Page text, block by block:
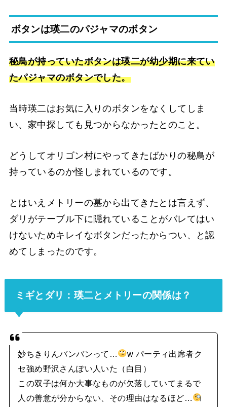
ボタンは瑛二のパジャマのボタン
秘鳥が持っていたボタンは瑛二が幼少期に来てい
たパジャマのボタンでした。
当時瑛二はお気に入りのボタンをなくしてしま
い、家中探しても見つからなかったとのこと。
どうしてオリゴン村にやってきたばかりの秘鳥が
持っているのか怪しまれているのです。
とはいえメトリーの墓から出てきたとは言えず、
ダリがテーブル下に隠れていることがバレてはい
けないためキレイなボタンだったからつい、と認
めてしまったのです。
ミギとダリ：瑛二とメトリーの関係は？
妙ちきりんバンバンって…
w パーティ出席者ク
セ強め野沢さんぽい人いた（白目）
この双子は何か大事なものが欠落していてまるで
人の善意が分からない、その理由はなるほど…